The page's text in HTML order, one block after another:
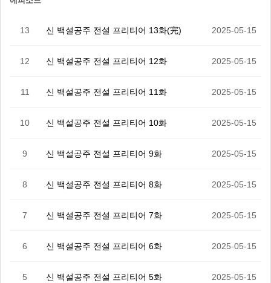
13 신 백설공주 전설 프리티어 13화(完) 2025-05-15
12 신 백설공주 전설 프리티어 12화 2025-05-15
11 신 백설공주 전설 프리티어 11화 2025-05-15
10 신 백설공주 전설 프리티어 10화 2025-05-15
9 신 백설공주 전설 프리티어 9화 2025-05-15
8 신 백설공주 전설 프리티어 8화 2025-05-15
7 신 백설공주 전설 프리티어 7화 2025-05-15
6 신 백설공주 전설 프리티어 6화 2025-05-15
5 신 백설공주 전설 프리티어 5화 2025-05-15